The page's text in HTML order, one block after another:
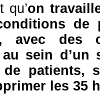
qu’on
de
avec des
au sein d’un
de patients,
les 35